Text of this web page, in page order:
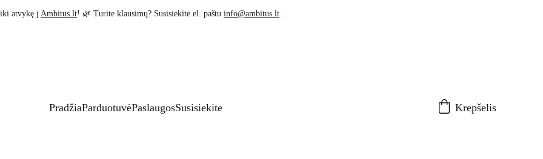
atvykę į Ambitus.lt! 🌿 Turite klausimų? Susisiekite el. paštu info@ambitus.lt .
PradžiaParduotuvėPaslaugosSusisiekite Krepšelis